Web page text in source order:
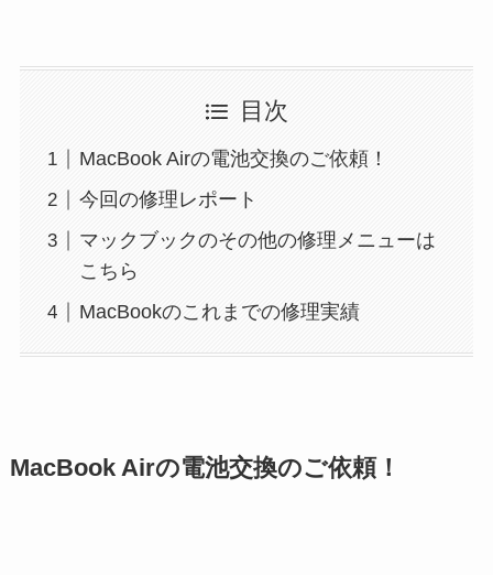
目次
MacBook Airの電池交換のご依頼！
今回の修理レポート
マックブックのその他の修理メニューは
こちら
MacBookのこれまでの修理実績
MacBook Airの電池交換のご依頼！